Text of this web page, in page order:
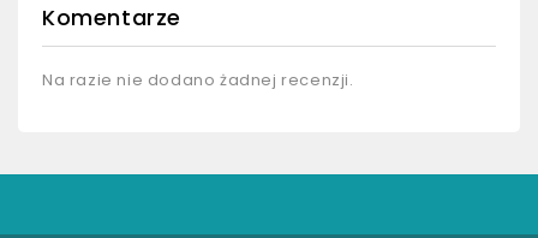
Komentarze
Na razie nie dodano żadnej recenzji.